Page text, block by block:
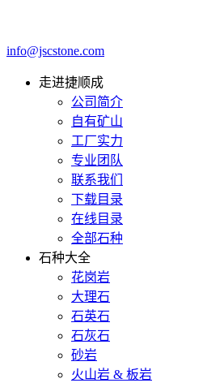
info@jscstone.com
走进捷顺成
公司简介
自有矿山
工厂实力
专业团队
联系我们
下载目录
在线目录
全部石种
石种大全
花岗岩
大理石
石英石
石灰石
砂岩
火山岩 & 板岩